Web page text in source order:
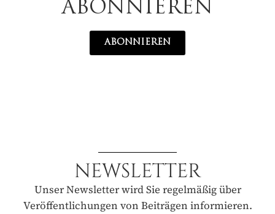
ABONNIEREN
ABONNIEREN
NEWSLETTER
Unser Newsletter wird Sie regelmäßig über
Veröffentlichungen von Beiträgen informieren.